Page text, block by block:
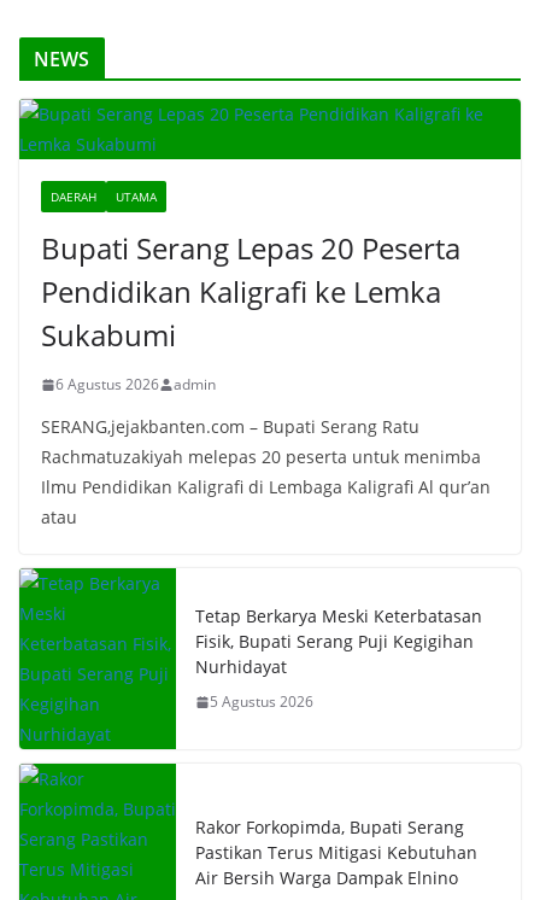
NEWS
DAERAH UTAMA
Bupati Serang Lepas 20 Peserta
Pendidikan Kaligrafi ke Lemka
Sukabumi
6 Agustus 2026 admin
SERANG,jejakbanten.com – Bupati Serang Ratu
Rachmatuzakiyah melepas 20 peserta untuk menimba
Ilmu Pendidikan Kaligrafi di Lembaga Kaligrafi Al qur’an
atau
Tetap Berkarya Meski Keterbatasan
Fisik, Bupati Serang Puji Kegigihan
Nurhidayat
5 Agustus 2026
Rakor Forkopimda, Bupati Serang
Pastikan Terus Mitigasi Kebutuhan
Air Bersih Warga Dampak Elnino